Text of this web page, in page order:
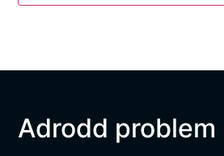
Adrodd problem